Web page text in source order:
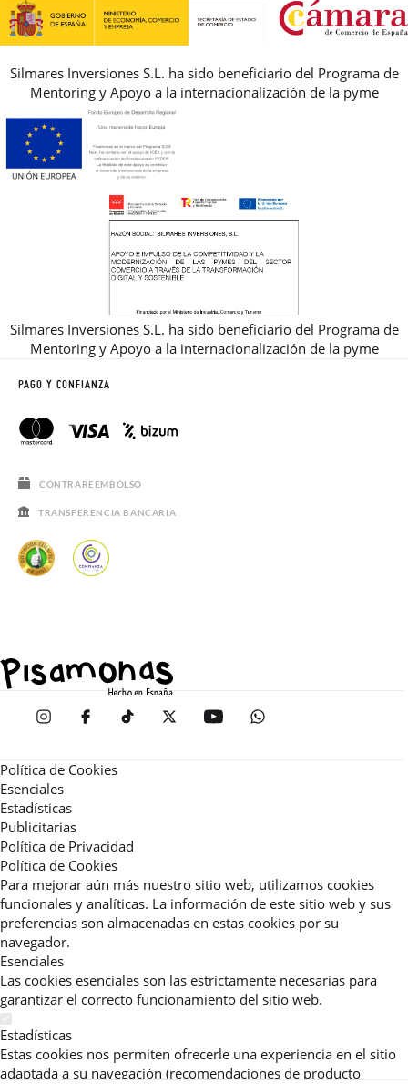
REBAJAS
Silmares Inversiones S.L. ha sido beneficiario del Programa de
Mentoring y Apoyo a la internacionalización de la pyme
Silmares Inversiones S.L. ha sido beneficiario del Programa de
Mentoring y Apoyo a la internacionalización de la pyme
PAGO Y CONFIANZA
CONTRAREEMBOLSO
TRANSFERENCIA BANCARIA
Política de Cookies
Esenciales
Estadísticas
Publicitarias
Política de Privacidad
Política de Cookies
Para mejorar aún más nuestro sitio web, utilizamos cookies
funcionales y analíticas. La información de este sitio web y sus
preferencias son almacenadas en estas cookies por su
navegador.
Esenciales
Las cookies esenciales son las estrictamente necesarias para
garantizar el correcto funcionamiento del sitio web.
Estadísticas
Estas cookies nos permiten ofrecerle una experiencia en el sitio
adaptada a su navegación (recomendaciones de producto